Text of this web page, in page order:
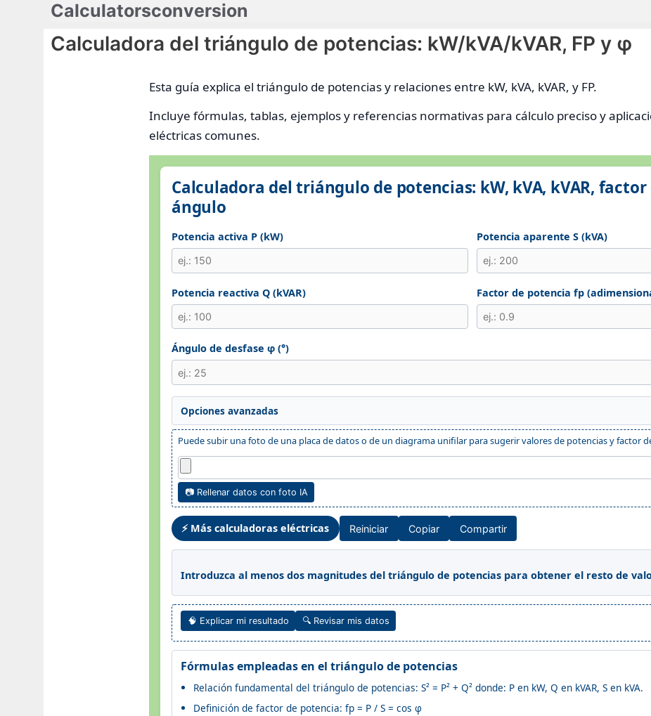
contenido
Calculatorsconversion
Calculadora del triángulo de potencias: kW/kVA/kVAR, FP y φ
Esta guía explica el triángulo de potencias y relaciones entre kW, kVA, kVAR, y FP.
Incluye fórmulas, tablas, ejemplos y referencias normativas para cálculo preciso y
eléctricas comunes.
Calculadora del triángulo de potencias: kW, kVA, kVAR,
ángulo
Potencia activa P (kW) Potencia aparente S (kVA)
Potencia reactiva Q (kVAR) Factor de potencia fp
Ángulo de desfase φ (°)
Opciones avanzadas
Puede subir una foto de una placa de datos o de un diagrama unifilar para sugerir valores de potencias y factor
📷 Rellenar datos con foto IA
⚡ Más calculadoras eléctricas Reiniciar Copiar Compartir
Introduzca al menos dos magnitudes del triángulo de potencias para obtener el resto de
🧠 Explicar mi resultado 🔍 Revisar mis datos
Fórmulas empleadas en el triángulo de potencias
Relación fundamental del triángulo de potencias: S² = P² + Q² donde: P en kW, Q en kVAR, S en kVA.
Definición de factor de potencia: fp = P / S = cos φ